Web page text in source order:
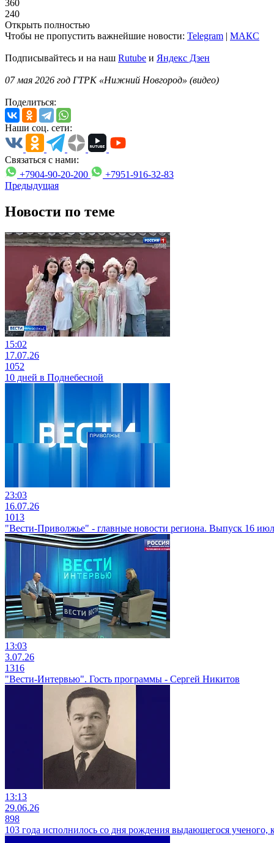
360
240
Открыть полностью
Чтобы не пропустить важнейшие новости: Telegram | MAКС
Подписывайтесь и на наш Rutube и Яндекс Дзен
07 мая 2026 год ГТРК «Нижний Новгород» (видео)
Поделиться:
Наши соц. сети:
Связаться с нами:
+7904-90-20-200
+7951-916-32-83
Предыдущая
Новости по теме
15:02
17.07.26
1052
10 дней в Поднебесной
23:03
16.07.26
1013
"Вести-Приволжье" - главные новости региона. Выпуск 16
13:03
3.07.26
1316
"Вести-Интервью". Гость программы - Сергей Никитов
13:13
29.06.26
898
103 года исполнилось со дня рождения выдающегося ученого,